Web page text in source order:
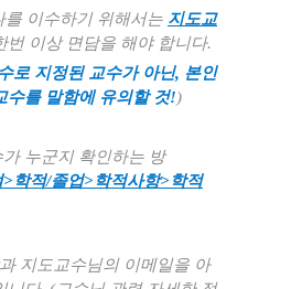
를 이수하기 위해서는 지도교
번 이상 면담을 해야 합니다.
로 지정된 교수가 아닌, 본인
수를 말함에 유의할 것!)
누군지 확인하는 방
>학적/졸업>학적사항>학적
지도교수님의 이메일을 아